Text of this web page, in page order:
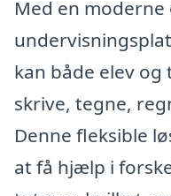
Med en moderne
kan både elev
skrive, tegne,
Denne fleksible
at få hjælp i